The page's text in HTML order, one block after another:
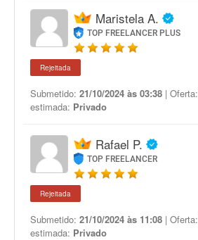
Maristela A.
TOP FREELANCER PLUS
Rejeitada
Submetido: 21/10/2024 às 03:38 | Oferta:
estimada: Privado
Rafael P.
TOP FREELANCER
Rejeitada
Submetido: 21/10/2024 às 11:08 | Oferta:
estimada: Privado